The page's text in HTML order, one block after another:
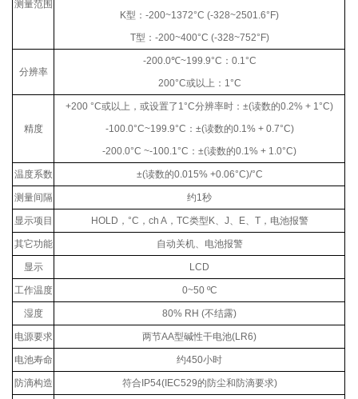
测量范围
K型：-200~1372°C (-328~2501.6°F)
T型： -200~400°C (-328~752°F)
分辨率
-200.0℃~199.9°C ： 0.1°C
200°C或以上： 1°C
精度
+200 °C或以上，或设置了 1°C分辨率时：±(读数的0.2% + 1°C)
-100.0°C~199.9°C ： ±(读数的0.1% + 0.7°C)
-200.0°C ~-100.1°C ：±(读数的0.1% + 1.0°C)
温度系数 ±(读数的0.015% +0.06°C)/°C
测量间隔 约1秒
显示项目 HOLD ， °C ， ch A， TC类型K J E、 T，电池报警
其它功能 自动关机、电池报警
显示 LCD
工作温度 0~50 ºC
湿度 80% RH (不结露)
电源要求 两节AA型碱性干电池(LR6)
电池寿命 约450小时
防滴构造 符合IP54(IEC529的防尘和防滴要求)